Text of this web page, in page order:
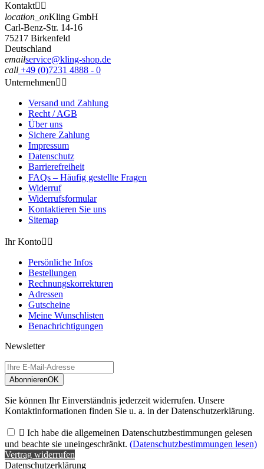
Kontakt 
location_onKling GmbH
Carl-Benz-Str. 14-16
75217 Birkenfeld
Deutschland
emailservice@kling-shop.de
call +49 (0)7231 4888 - 0
Unternehmen 
Versand und Zahlung
Recht / AGB
Über uns
Sichere Zahlung
Impressum
Datenschutz
Barrierefreiheit
FAQs – Häufig gestellte Fragen
Widerruf
Widerrufsformular
Kontaktieren Sie uns
Sitemap
Ihr Konto 
Persönliche Infos
Bestellungen
Rechnungskorrekturen
Adressen
Gutscheine
Meine Wunschlisten
Benachrichtigungen
Newsletter
AbonnierenOK
Sie können Ihr Einverständnis jederzeit widerrufen. Unsere
Kontaktinformationen finden Sie u. a. in der Datenschutzerklärung.
 Ich habe die allgemeinen Datenschutzbestimmungen gelesen
und beachte sie uneingeschränkt. (Datenschutzbestimmungen lesen)
Vertrag widerrufen
Datenschutzerklärung